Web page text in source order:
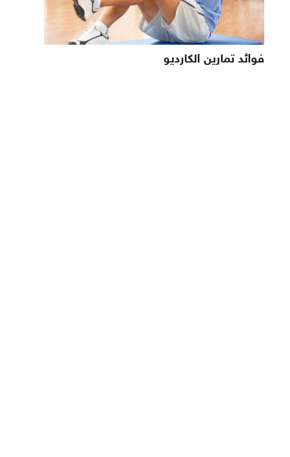
فوائد تمارين الكارديو